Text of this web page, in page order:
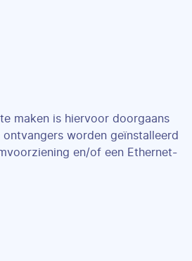
maken is hiervoor doorgaans
worden geïnstalleerd
en/of een Ethernet-